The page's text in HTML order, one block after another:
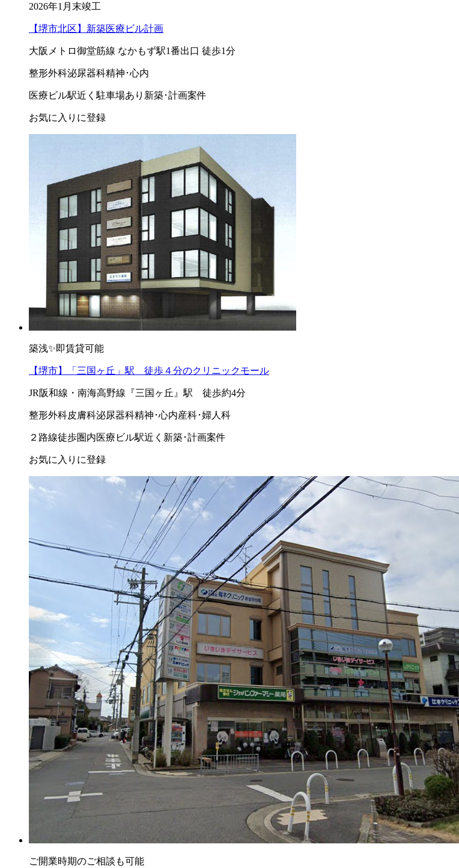
2026年1月末竣工
【堺市北区】新築医療ビル計画
大阪メトロ御堂筋線 なかもず駅1番出口 徒歩1分
整形外科泌尿器科精神･心内
医療ビル駅近く 駐車場あり 新築･計画案件
お気に入りに登録
築浅✨即賃貸可能
【堺市】「三国ヶ丘」駅 徒歩４分のクリニックモール
JR阪和線・南海高野線『三国ヶ丘』駅 徒歩約4分
整形外科皮膚科泌尿器科精神･心内産科･婦人科
２路線徒歩圏内医療ビル駅近く 新築･計画案件
お気に入りに登録
ご開業時期のご相談も可能